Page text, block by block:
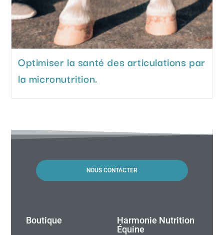
Optimiser la santé des articulations par
la micronutrition.
NOUS CONTACTER
Boutique
Harmonie Nutrition
Équine